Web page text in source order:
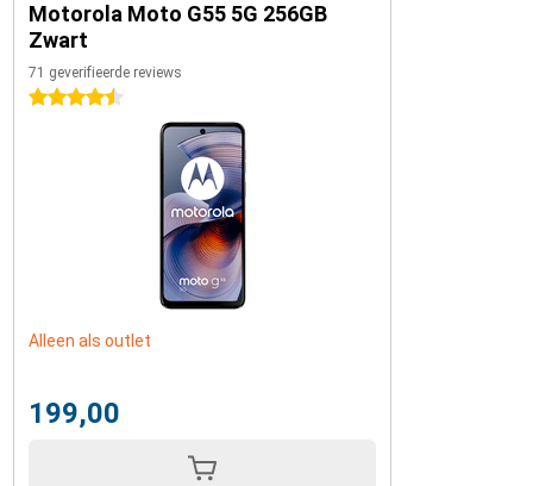
Motorola Moto G55 5G 256GB
Zwart
71 geverifieerde reviews
4.5 sterren
Alleen als outlet
199,00